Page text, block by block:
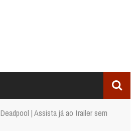
Deadpool | Assista já ao trailer sem